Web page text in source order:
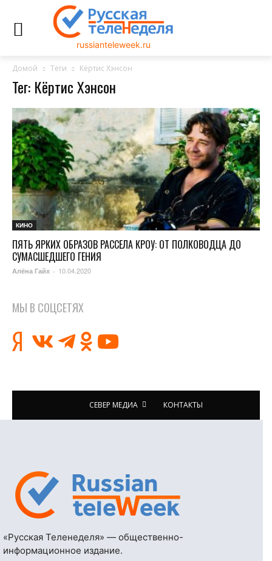
russianteleweek.ru
Домой Теги Кёртис Хэнсон
Тег: Кёртис Хэнсон
КИНО
ПЯТЬ ЯРКИХ ОБРАЗОВ РАССЕЛА КРОУ: ОТ ПОЛКОВОДЦА ДО
СУМАСШЕДШЕГО ГЕНИЯ
Алёна Гайх - 10.04.2020
МЫ В СОЦСЕТЯХ
СЕВЕР МЕДИА КОНТАКТЫ
«Русская Теленеделя» — общественно-
информационное издание.